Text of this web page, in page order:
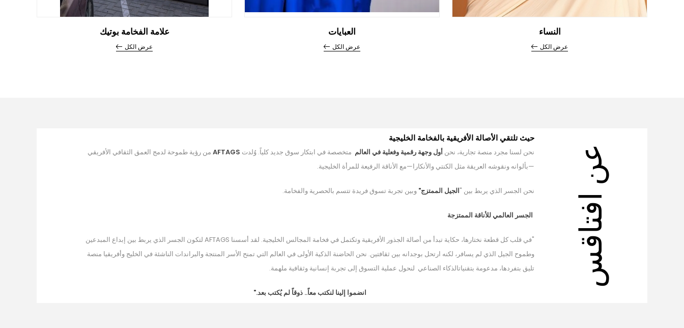
النساء
عرض الكل
العبايات
عرض الكل
علامة الفخامة بوتيك
عرض الكل
عن افتاقس
حيث تلتقي الأصالة الأفريقية بالفخامة الخليجية
نحن لسنا مجرد منصة تجارية، نحن أول وجهة رقمية وفعلية في العالم متخصصة في ابتكار سوق جديد كلياً. وُلدت AFTAGS من رؤية طموحة لدمج العمق الثقافي الأفريقي
—بألوانه ونقوشه العريقة مثل الكنتي والأنكارا—مع الأناقة الرفيعة للمرأة الخليجية.
نحن الجسر الذي يربط بين "الجيل الممتزج" وبين تجربة تسوق فريدة تتسم بالحصرية والفخامة.
الجسر العالمي للأناقة الممتزجة
"في قلب كل قطعة نختارها، حكاية تبدأ من أصالة الجذور الأفريقية وتكتمل في فخامة المجالس الخليجية. لقد أسسنا AFTAGS لتكون الجسر الذي يربط بين إبداع المبدعين
وطموح الجيل الذي لم يسافر، لكنه ارتحل بوجدانه بين ثقافتين. نحن الحاضنة الذكية الأولى في العالم التي تمنح الأسر المنتجة والبراندات الناشئة في الخليج وأفريقيا منصة
تليق بتفردها، مدعومة بتقنياتالذكاء الصناعي لنحول عملية التسوق إلى تجربة إنسانية وثقافية ملهمة.
انضموا إلينا لنكتب معاً.. ذوقاً لم يُكتب بعد."